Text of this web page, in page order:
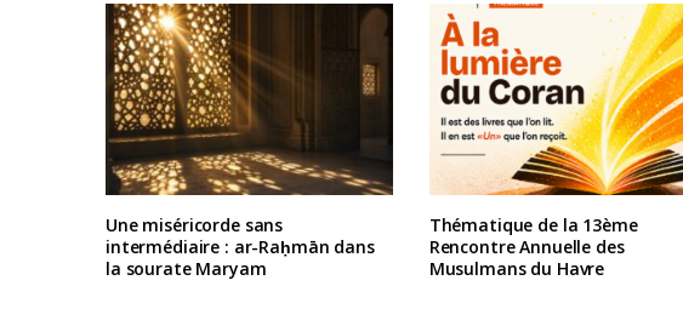
Une miséricorde sans
intermédiaire : ar-Raḥmān dans
la sourate Maryam
Thématique de la 13ème
Rencontre Annuelle des
Musulmans du Havre